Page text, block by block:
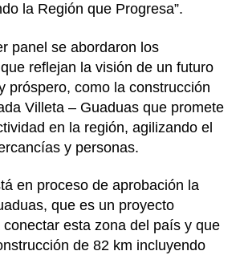
la Región que Progresa”.
panel se abordaron los
reflejan la visión de un futuro
próspero, como la construcción
Villeta – Guaduas que promete
en la región, agilizando el
y personas.
en proceso de aprobación la
que es un proyecto
esta zona del país y que
de 82 km incluyendo